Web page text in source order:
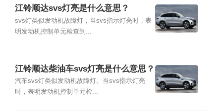
江铃顺达svs灯亮是什么意思？
svs灯类似发动机故障灯，当svs指示灯亮时，表
明发动机控制单元检查到...
江铃顺达柴油车svs灯亮是什么意思？
汽车svs灯类似发动机故障灯。当svs指示灯亮
时，表明发动机控制单元检...